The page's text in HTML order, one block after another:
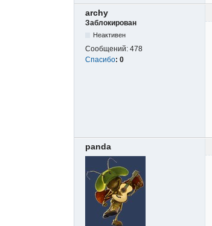
archy
Заблокирован
Неактивен
Сообщений: 478
Спасибо: 0
panda